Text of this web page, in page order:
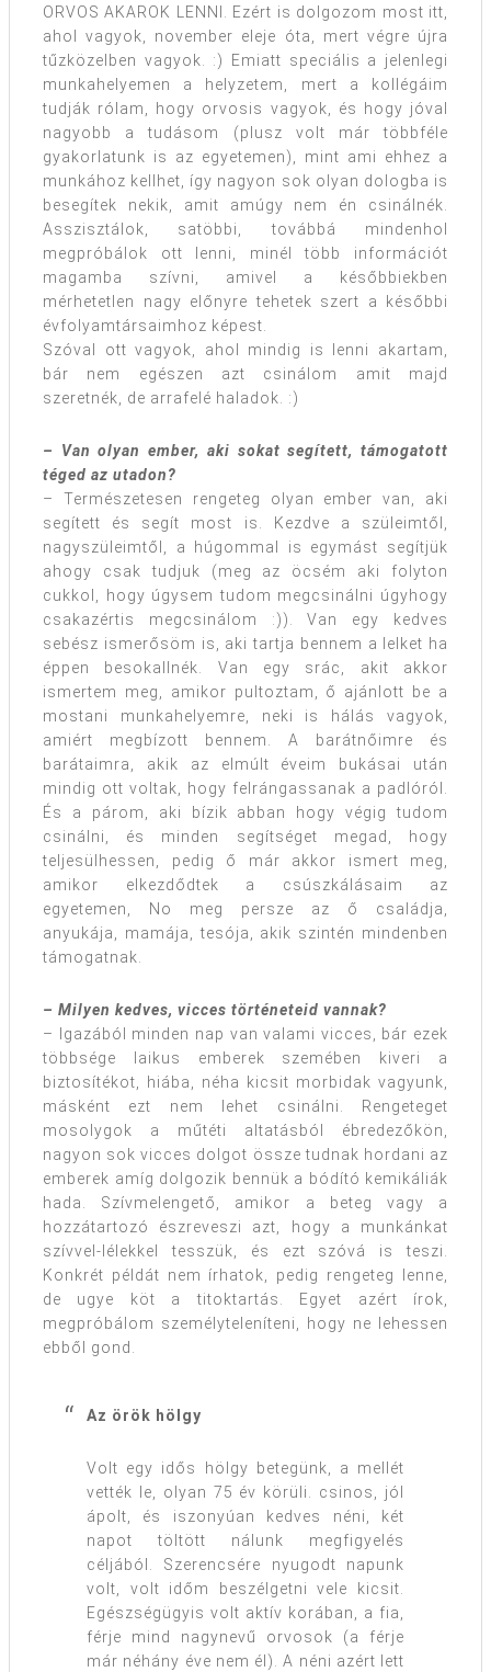
ORVOS AKAROK LENNI. Ezért is dolgozom most itt,
ahol vagyok, november eleje óta, mert végre újra
tűzközelben vagyok. :) Emiatt speciális a jelenlegi
munkahelyemen a helyzetem, mert a kollégáim
tudják rólam, hogy orvosis vagyok, és hogy jóval
nagyobb a tudásom (plusz volt már többféle
gyakorlatunk is az egyetemen), mint ami ehhez a
munkához kellhet, így nagyon sok olyan dologba is
besegítek nekik, amit amúgy nem én csinálnék.
Asszisztálok, satöbbi, továbbá mindenhol
megpróbálok ott lenni, minél több információt
magamba szívni, amivel a későbbiekben
mérhetetlen nagy előnyre tehetek szert a későbbi
évfolyamtársaimhoz képest.
Szóval ott vagyok, ahol mindig is lenni akartam,
bár nem egészen azt csinálom amit majd
szeretnék, de arrafelé haladok. :)
– Van olyan ember, aki sokat segített, támogatott
téged az utadon?
– Természetesen rengeteg olyan ember van, aki
segített és segít most is. Kezdve a szüleimtől,
nagyszüleimtől, a húgommal is egymást segítjük
ahogy csak tudjuk (meg az öcsém aki folyton
cukkol, hogy úgysem tudom megcsinálni úgyhogy
csakazértis megcsinálom :)). Van egy kedves
sebész ismerősöm is, aki tartja bennem a lelket ha
éppen besokallnék. Van egy srác, akit akkor
ismertem meg, amikor pultoztam, ő ajánlott be a
mostani munkahelyemre, neki is hálás vagyok,
amiért megbízott bennem. A barátnőimre és
barátaimra, akik az elmúlt éveim bukásai után
mindig ott voltak, hogy felrángassanak a padlóról.
És a párom, aki bízik abban hogy végig tudom
csinálni, és minden segítséget megad, hogy
teljesülhessen, pedig ő már akkor ismert meg,
amikor elkezdődtek a csúszkálásaim az
egyetemen, No meg persze az ő családja,
anyukája, mamája, tesója, akik szintén mindenben
támogatnak.
– Milyen kedves, vicces történeteid vannak?
– Igazából minden nap van valami vicces, bár ezek
többsége laikus emberek szemében kiveri a
biztosítékot, hiába, néha kicsit morbidak vagyunk,
másként ezt nem lehet csinálni. Rengeteget
mosolygok a műtéti altatásból ébredezőkön,
nagyon sok vicces dolgot össze tudnak hordani az
emberek amíg dolgozik bennük a bódító kemikáliák
hada. Szívmelengető, amikor a beteg vagy a
hozzátartozó észreveszi azt, hogy a munkánkat
szívvel-lélekkel tesszük, és ezt szóvá is teszi.
Konkrét példát nem írhatok, pedig rengeteg lenne,
de ugye köt a titoktartás. Egyet azért írok,
megpróbálom személyteleníteni, hogy ne lehessen
ebből gond.
Az örök hölgy
Volt egy idős hölgy betegünk, a mellét
vették le, olyan 75 év körüli. csinos, jól
ápolt, és iszonyúan kedves néni, két
napot töltött nálunk megfigyelés
céljából. Szerencsére nyugodt napunk
volt, volt időm beszélgetni vele kicsit.
Egészségügyis volt aktív korában, a fia,
férje mind nagynevű orvosok (a férje
már néhány éve nem él). A néni azért lett